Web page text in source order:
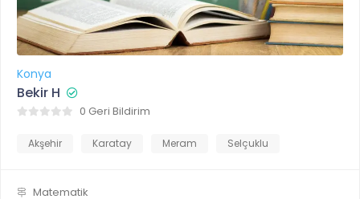
Konya
Bekir H
0 Geri Bildirim
Akşehir Karatay Meram Selçuklu
Matematik